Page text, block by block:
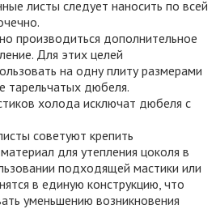
листы следует наносить по всей
производиться дополнительное
Для этих целей
на одну плиту размерами
тарельчатых дюбеля.
холода исключат дюбеля с
советуют крепить
для утепления цоколя в
подходящей мастики или
в единую конструкцию, что
уменьшению возникновения